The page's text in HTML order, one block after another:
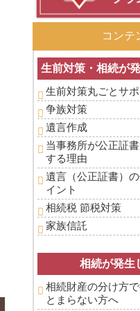
コンテ
生前対策・相続が
生前対策丸ごとサポ
争族対策
遺言作成
当事務所が公正証
する理由
遺言（公正証書）
イント
相続税 節税対策
家族信託
相続が発生
相続財産の分け方
とまらない方へ